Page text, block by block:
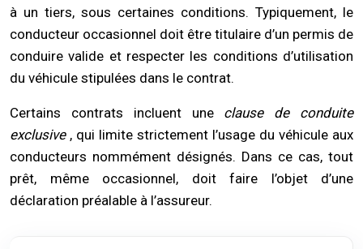
à un tiers, sous certaines conditions. Typiquement, le
conducteur occasionnel doit être titulaire d’un permis de
conduire valide et respecter les conditions d’utilisation
du véhicule stipulées dans le contrat.
Certains contrats incluent une clause de conduite
exclusive , qui limite strictement l’usage du véhicule aux
conducteurs nommément désignés. Dans ce cas, tout
prêt, même occasionnel, doit faire l’objet d’une
déclaration préalable à l’assureur.